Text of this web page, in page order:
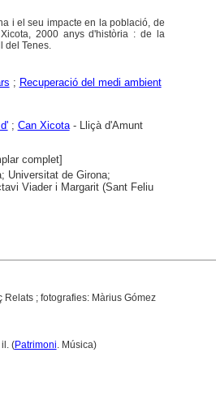
i el seu impacte en la població, de
2000 anys d'història : de la
del Tenes.
; Recuperació del medi ambient
; Can Xicota- Lliçà d'Amunt
complet]
Universitat de Girona;
Viader i Margarit (Sant Feliu
Relats ; fotografies: Màrius Gómez
(Patrimoni. Música)